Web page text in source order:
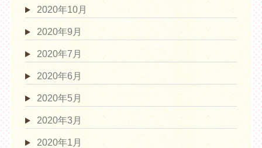
2020年10月
2020年9月
2020年7月
2020年6月
2020年5月
2020年3月
2020年1月